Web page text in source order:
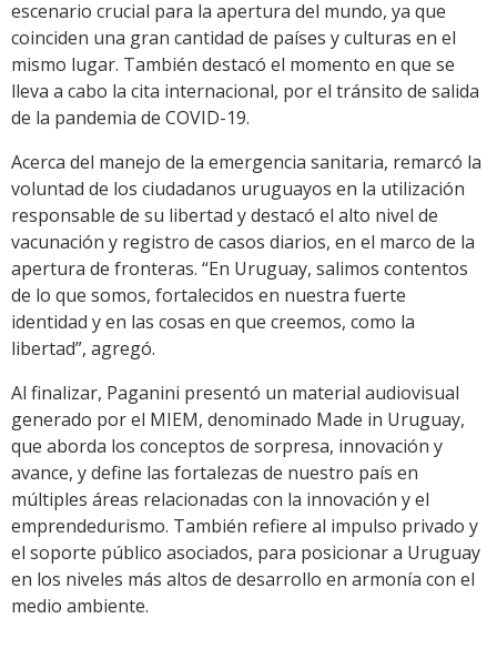
escenario crucial para la apertura del mundo, ya que
coinciden una gran cantidad de países y culturas en el
mismo lugar. También destacó el momento en que se
lleva a cabo la cita internacional, por el tránsito de salida
de la pandemia de COVID-19.
Acerca del manejo de la emergencia sanitaria, remarcó la
voluntad de los ciudadanos uruguayos en la utilización
responsable de su libertad y destacó el alto nivel de
vacunación y registro de casos diarios, en el marco de la
apertura de fronteras. “En Uruguay, salimos contentos
de lo que somos, fortalecidos en nuestra fuerte
identidad y en las cosas en que creemos, como la
libertad”, agregó.
Al finalizar, Paganini presentó un material audiovisual
generado por el MIEM, denominado Made in Uruguay,
que aborda los conceptos de sorpresa, innovación y
avance, y define las fortalezas de nuestro país en
múltiples áreas relacionadas con la innovación y el
emprendedurismo. También refiere al impulso privado y
el soporte público asociados, para posicionar a Uruguay
en los niveles más altos de desarrollo en armonía con el
medio ambiente.